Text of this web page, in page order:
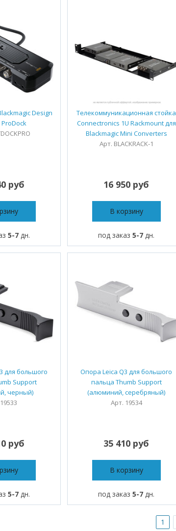
Design
руб
5-7дн.
Телекоммуникационная стойка
Connectronics 1U Rackmount для
Blackmagic Mini Converters
Арт. BLACKRACK-1
16 950 руб
В корзину
под заказ5-7 дн.
для большого
Support
черный)
руб
5-7дн.
Опора Leica Q3 для большого
пальца Thumb Support
(алюминий, серебряный)
Арт. 19534
35 410 руб
В корзину
под заказ5-7 дн.
1